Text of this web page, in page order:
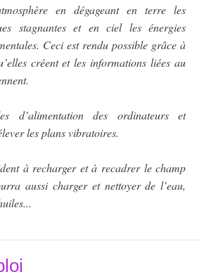
en dégageant en terre les
stagnantes et en ciel les énergies
Ceci est rendu possible grâce à
créent et les informations liées au
d’alimentation des ordinateurs et
les plans vibratoires.
à recharger et à recadrer le champ
aussi charger et nettoyer de l’eau,